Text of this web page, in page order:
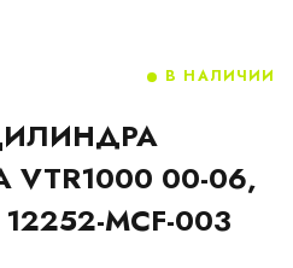
VTR1000 00-06,
MCF-003
В НАЛИЧИИ